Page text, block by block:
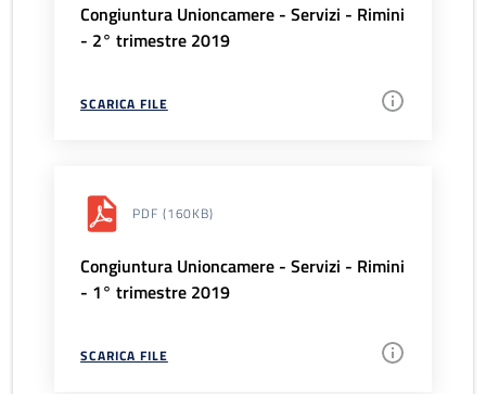
Congiuntura Unioncamere - Servizi - Rimini
- 2° trimestre 2019
SCARICA FILE
PDF (160KB)
Congiuntura Unioncamere - Servizi - Rimini
- 1° trimestre 2019
SCARICA FILE